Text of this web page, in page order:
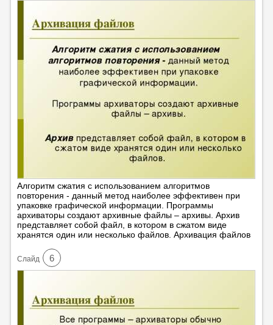
Алгоритм сжатия с использованием алгоритмов
повторения - данный метод наиболее эффективен при
упаковке графической информации. Программы
архиваторы создают архивные файлы – архивы. Архив
представляет собой файл, в котором в сжатом виде
хранятся один или несколько файлов. Архивация файлов
Cлайд 6